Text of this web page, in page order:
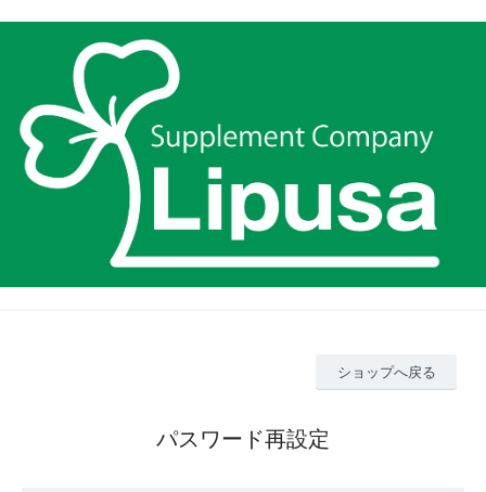
ショップへ戻る
パスワード再設定